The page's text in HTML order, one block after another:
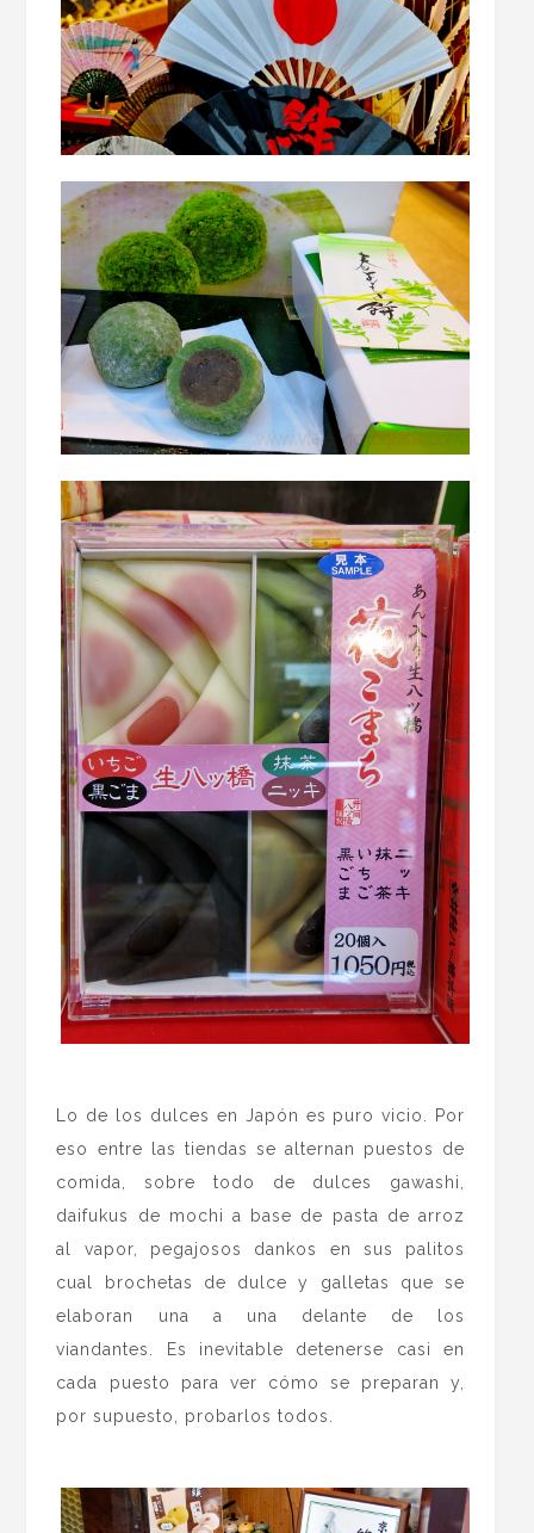
Lo de los dulces en Japón es puro vicio. Por
eso entre las tiendas se alternan puestos de
comida, sobre todo de dulces gawashi,
daifukus de mochi a base de pasta de arroz
al vapor, pegajosos dankos en sus palitos
cual brochetas de dulce y galletas que se
elaboran una a una delante de los
viandantes. Es inevitable detenerse casi en
cada puesto para ver cómo se preparan y,
por supuesto, probarlos todos.